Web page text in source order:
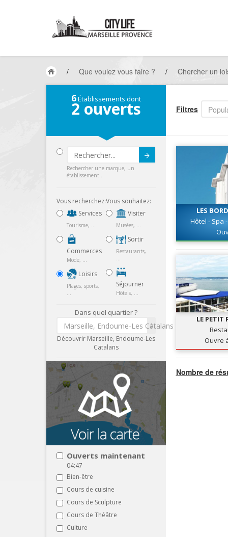
/ Que voulez vous faire ? / Chercher un
6Établissements dont
2 ouverts
Submit
Rechercher une marque, un
établissement...
Vous recherchez:
Services
Tourisme, ...
Commerces
Mode, ...
Loisirs
Plages, sports,
...
Vous souhaitez:
Visiter
Musées, ...
Sortir
Restaurants,
...
Séjourner
Hôtels, ...
Dans quel quartier ?
Marseille, Endoume-Les Catalans
Découvrir Marseille, Endoume-Les
Catalans
Ouverts maintenant
04:47
Bien-être
Cours de cuisine
Cours de Sculpture
Cours de Théâtre
Culture
Filtres
LES
Hôtel - Spa
LE PETIT
Ouvre
Nombre de